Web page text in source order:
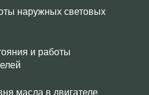
наружных световых
и работы
масла в двигателе